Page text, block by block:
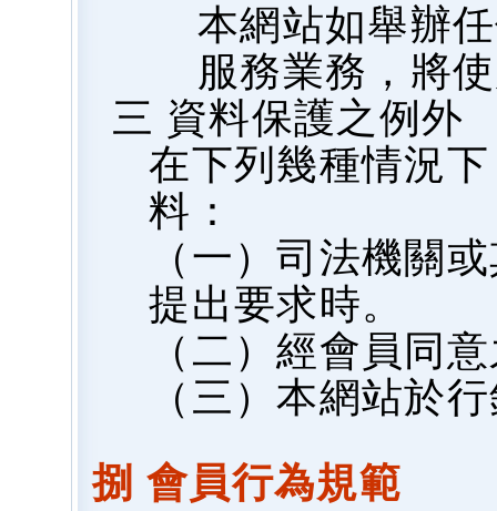
本網站如舉辦
服務業務，將
三 資料保護之例外
在下列幾種情況
料：
（一）司法機關
提出要求時。
（二）經會員同
（三）本網站於
捌 會員行為規範